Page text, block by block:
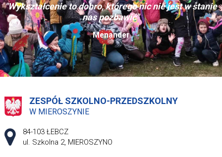
"Wykształcenie to dobro, którego nic nie jest w stanie
nas pozbawić"
Menander
ZESPÓŁ SZKOLNO-PRZEDSZKOLNY
W MIEROSZYNIE
Adres pocztowy:
84-103 ŁEBCZ
ul. Szkolna 2, MIEROSZYNO